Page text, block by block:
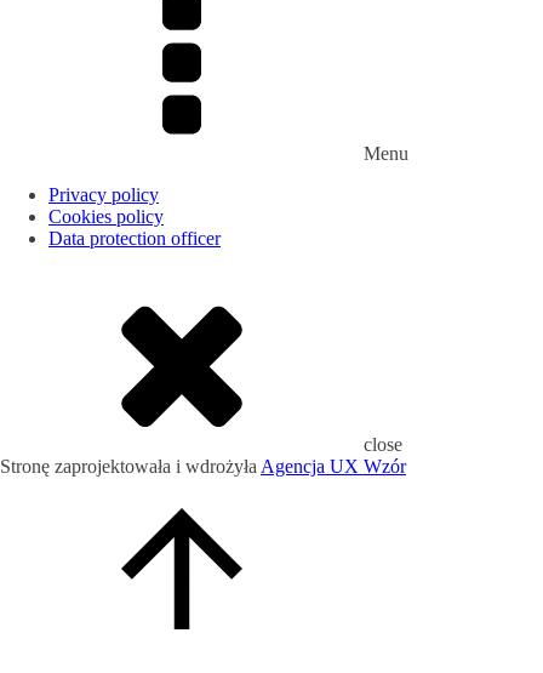
Menu
Privacy policy
Cookies policy
Data protection officer
close
Stronę zaprojektowała i wdrożyła Agencja UX Wzór